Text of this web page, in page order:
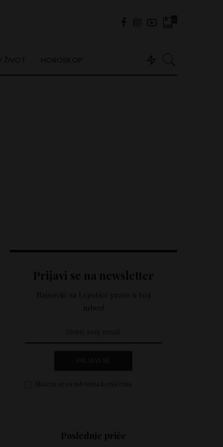
ŽIVOT HOROSKOP
Prijavi se na newsletter
Najnovije sa Lepotice pravo u tvoj
inbox!
Slažem se sa uslovima korišćenja
Poslednje priče